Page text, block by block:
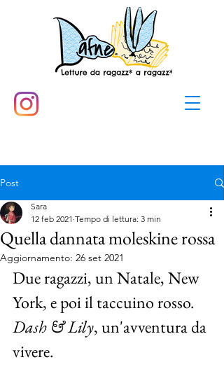
Post
Quella dannata moleskine rossa
Sara
12 feb 2021 Tempo di lettura: 3 min
Aggiornamento: 26 set 2021
Due ragazzi, un Natale, New
York, e poi il taccuino rosso.
Dash & Lily, un'avventura da
vivere.